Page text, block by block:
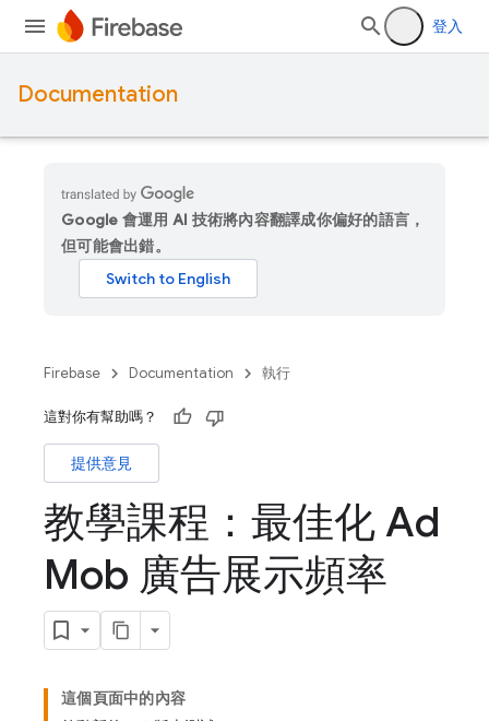
登入
Documentation
Google 會運用 AI 技術將內容翻譯成你偏好的語言，
但可能會出錯。
Firebase Documentation 執行
這對你有幫助嗎？
提供意見
教學課程：最佳化 Ad
Mob 廣告展示頻率
這個頁面中的內容